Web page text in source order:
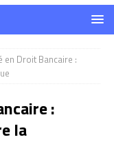
en Droit Bancaire :
:
la